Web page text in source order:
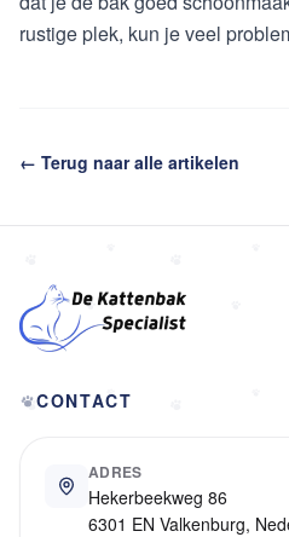
rustige plek, kun je veel
← Terug naar alle artikelen
CONTACT
ADRES
Hekerbeekweg 86
6301 EN Valkenburg,